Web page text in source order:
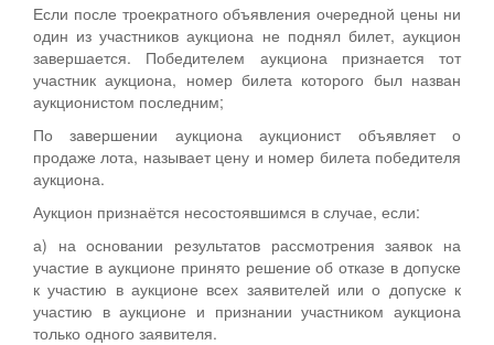
Если после троекратного объявления очередной цены ни
один из участников аукциона не поднял билет, аукцион
завершается. Победителем аукциона признается тот
участник аукциона, номер билета которого был назван
аукционистом последним;
По завершении аукциона аукционист объявляет о
продаже лота, называет цену и номер билета победителя
аукциона.
Аукцион признаётся несостоявшимся в случае, если:
а) на основании результатов рассмотрения заявок на
участие в аукционе принято решение об отказе в допуске
к участию в аукционе всех заявителей или о допуске к
участию в аукционе и признании участником аукциона
только одного заявителя.